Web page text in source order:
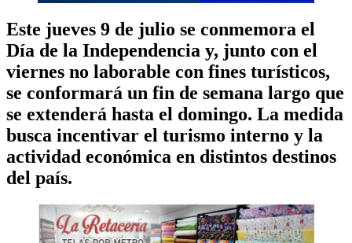
Este jueves 9 de julio se conmemora el
Día de la Independencia y, junto con el
viernes no laborable con fines turísticos,
se conformará un fin de semana largo que
se extenderá hasta el domingo. La medida
busca incentivar el turismo interno y la
actividad económica en distintos destinos
del país.